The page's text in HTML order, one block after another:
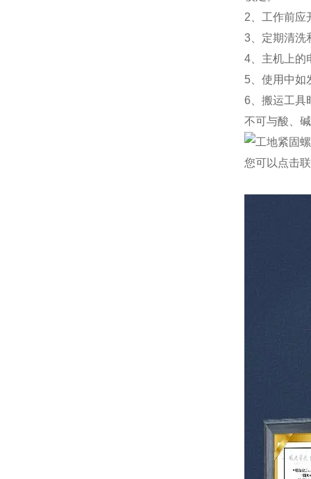
2、工作前应
3、定期清洗
4、主机上的
5、使用中如
6、搬运工具
不可与酸、
您可以点击